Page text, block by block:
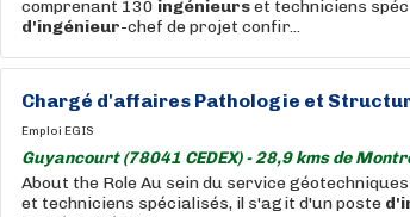
comprenant 130 ingénieurset techniciens
d'ingénieur-chef de projet confir...
Chargé d'affaires Pathologie et
Emploi EGIS
Guyancourt (78041 CEDEX) - 28,9 kms de
About the Role Au sein du service
et techniciens spécialisés, il s'agit d'un poste